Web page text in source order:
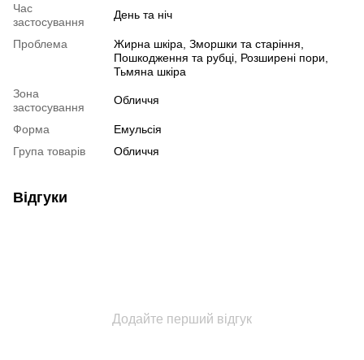
Час
застосування
День та ніч
Проблема
Жирна шкіра, Зморшки та старіння,
Пошкодження та рубці, Розширені пори,
Тьмяна шкіра
Зона
застосування
Обличчя
Форма
Емульсія
Група товарів
Обличчя
Відгуки
Додайте перший відгук